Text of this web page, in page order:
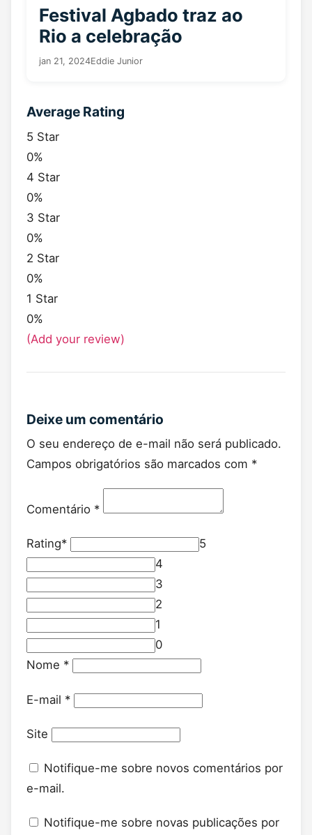
Festival Agbado traz ao
Rio a celebração
jan 21, 2024Eddie Junior
Average Rating
5 Star
0%
4 Star
0%
3 Star
0%
2 Star
0%
1 Star
0%
(Add your review)
Deixe um comentário
O seu endereço de e-mail não será publicado.
Campos obrigatórios são marcados com *
Comentário *
Rating*
5
4
3
2
1
0
Nome *
E-mail *
Site
Notifique-me sobre novos comentários por
e-mail.
Notifique-me sobre novas publicações por